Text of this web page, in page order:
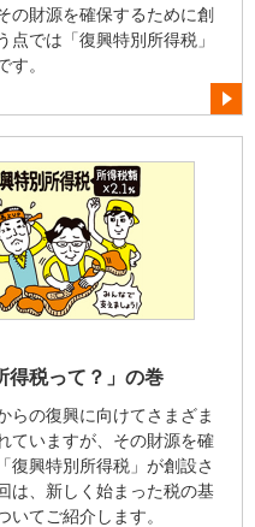
の財源を確保するために創
点では「復興特別所得税」
す。
得税って？」の巻
らの復興に向けてさまざま
ていますが、その財源を確
復興特別所得税」が創設さ
は、新しく始まった税の基
いてご紹介します。